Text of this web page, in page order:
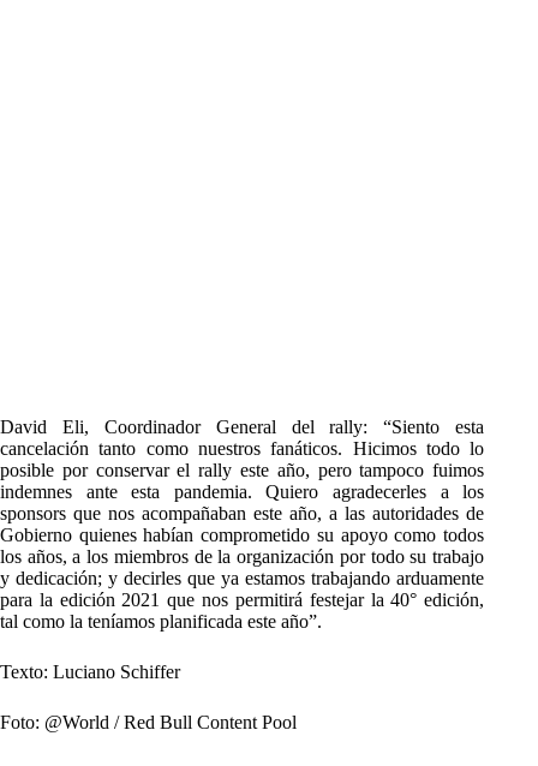
David Eli, Coordinador General del rally: “Siento esta
cancelación tanto como nuestros fanáticos. Hicimos todo lo
posible por conservar el rally este año, pero tampoco fuimos
indemnes ante esta pandemia. Quiero agradecerles a los
sponsors que nos acompañaban este año, a las autoridades de
Gobierno quienes habían comprometido su apoyo como todos
los años, a los miembros de la organización por todo su trabajo
y dedicación; y decirles que ya estamos trabajando arduamente
para la edición 2021 que nos permitirá festejar la 40° edición,
tal como la teníamos planificada este año”.
Texto: Luciano Schiffer
Foto: @World / Red Bull Content Pool